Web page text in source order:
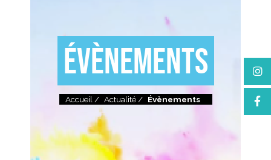
ÉVÈNEMENTS
Accueil / Actualité/ Évènements